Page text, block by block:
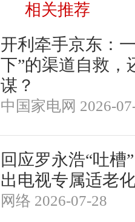
相关推荐
开利牵手京东：
下”的渠道自救，
谋？
中国家电网 2026-
回应罗永浩“吐槽
出电视专属适老
网络 2026-07-28